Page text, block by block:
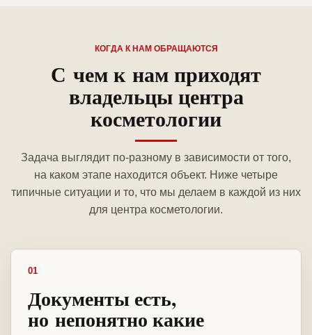
КОГДА К НАМ ОБРАЩАЮТСЯ
С чем к нам приходят
владельцы центра
косметологии
Задача выглядит по-разному в зависимости от того,
на каком этапе находится объект. Ниже четыре
типичные ситуации и то, что мы делаем в каждой из них
для центра косметологии.
01
Документы есть,
но непонятно какие